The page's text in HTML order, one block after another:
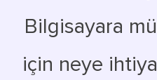
Bilgisayara
için neye